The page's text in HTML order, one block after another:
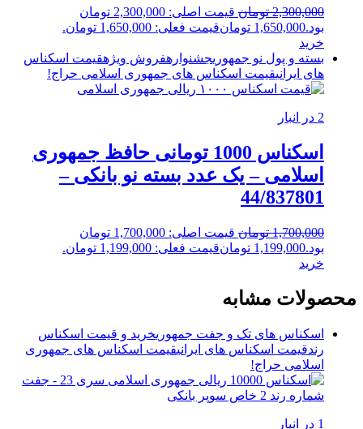
2,300,000 تومان
قیمت اصلی: 2,300,000 تومان
بود.1,650,000 تومانقیمت فعلی: 1,650,000 تومان.
خرید
بسته و پول نو جمهوریجشنوارهفروش ویژهقیمت اسکناس
های ایرانیقیمت اسکناس های جمهوری اسلامی حراج!
2 در انبار
اسکناس 1000 تومانی حافظ جمهوری
اسلامی – یک عدد بسته نو بانکی –
44/837801
1,700,000 تومان
قیمت اصلی: 1,700,000 تومان
بود.1,199,000 تومانقیمت فعلی: 1,199,000 تومان.
خرید
محصولات مشابه
اسکناس های تک و جفت جمهوریخرید و قیمت اسکناس
رندقیمت اسکناس های ایرانیقیمت اسکناس های جمهوری
اسلامی حراج!
1 در انبار